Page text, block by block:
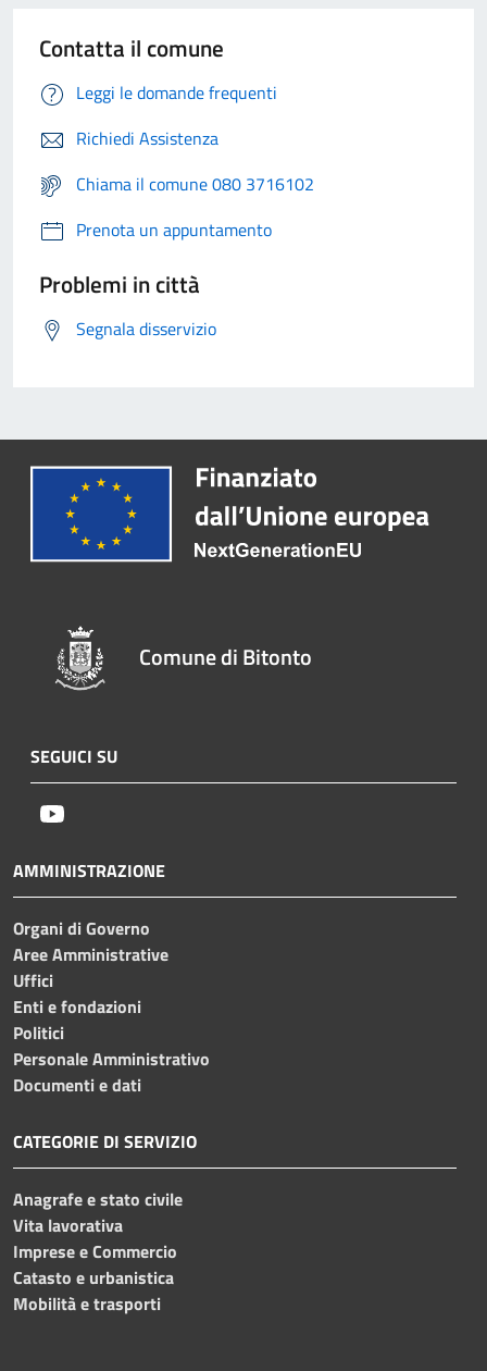
Contatta il comune
Leggi le domande frequenti
Richiedi Assistenza
Chiama il comune 080 3716102
Prenota un appuntamento
Problemi in città
Segnala disservizio
Comune di Bitonto
SEGUICI SU
AMMINISTRAZIONE
Organi di Governo
Aree Amministrative
Uffici
Enti e fondazioni
Politici
Personale Amministrativo
Documenti e dati
CATEGORIE DI SERVIZIO
Anagrafe e stato civile
Vita lavorativa
Imprese e Commercio
Catasto e urbanistica
Mobilità e trasporti